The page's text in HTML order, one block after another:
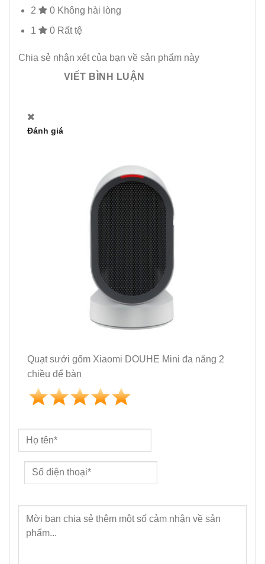
2 0 Không hài lòng
1 0 Rất tệ
Chia sẻ nhận xét của bạn về sản phẩm này
VIẾT BÌNH LUẬN
Đánh giá
Quạt sưởi gốm Xiaomi DOUHE Mini đa năng 2
chiều để bàn